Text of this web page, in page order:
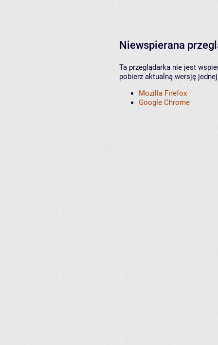
Niewspierana
Ta przeglądarka nie jest
pobierz aktualną wersję
Mozilla Firefox
Google Chrome